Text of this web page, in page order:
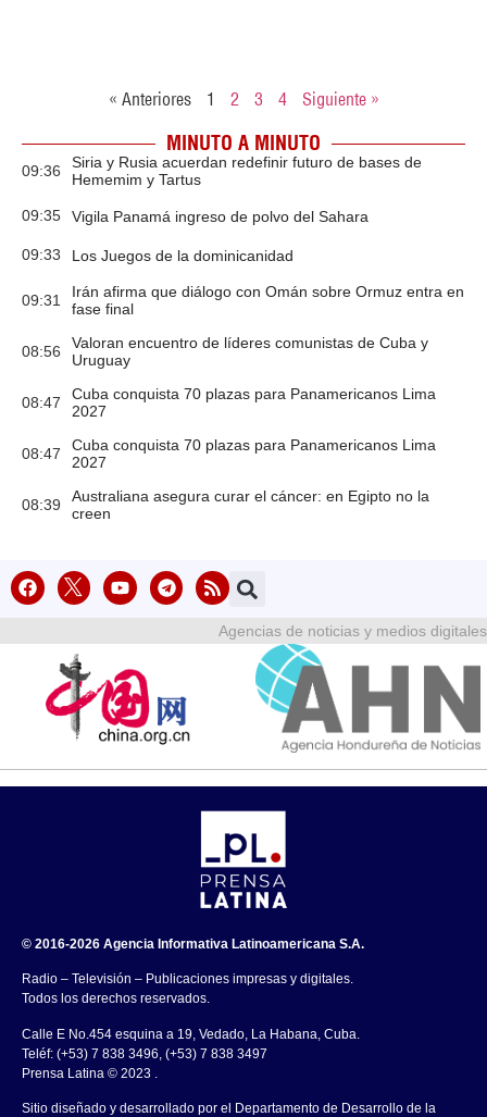
« Anteriores 1 2 3 4 Siguiente »
MINUTO A MINUTO
09:36
Siria y Rusia acuerdan redefinir futuro de bases de
Hememim y Tartus
09:35 Vigila Panamá ingreso de polvo del Sahara
09:33 Los Juegos de la dominicanidad
09:31
Irán afirma que diálogo con Omán sobre Ormuz entra en
fase final
08:56
Valoran encuentro de líderes comunistas de Cuba y
Uruguay
08:47
Cuba conquista 70 plazas para Panamericanos Lima
2027
08:47
Cuba conquista 70 plazas para Panamericanos Lima
2027
08:39
Australiana asegura curar el cáncer: en Egipto no la
creen
Agencias de noticias y medios digitales
© 2016-2026 Agencia Informativa Latinoamericana S.A.
Radio – Televisión – Publicaciones impresas y digitales.
Todos los derechos reservados.
Calle E No.454 esquina a 19, Vedado, La Habana, Cuba.
Teléf: (+53) 7 838 3496, (+53) 7 838 3497
Prensa Latina © 2023 .
Sitio diseñado y desarrollado por el Departamento de Desarrollo de la